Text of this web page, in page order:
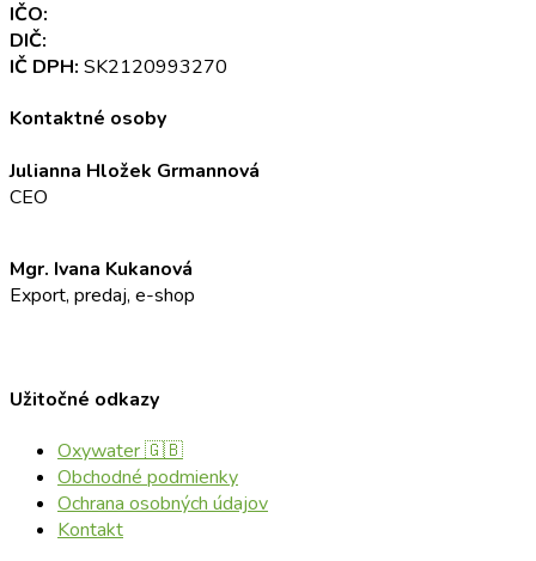
IČO:
DIČ:
IČ DPH: SK2120993270
Kontaktné osoby
Julianna Hložek Grmannová
CEO
Mgr. Ivana Kukanová
Export, predaj, e-shop
Užitočné odkazy
Oxywater 🇬🇧
Obchodné podmienky
Ochrana osobných údajov
Kontakt